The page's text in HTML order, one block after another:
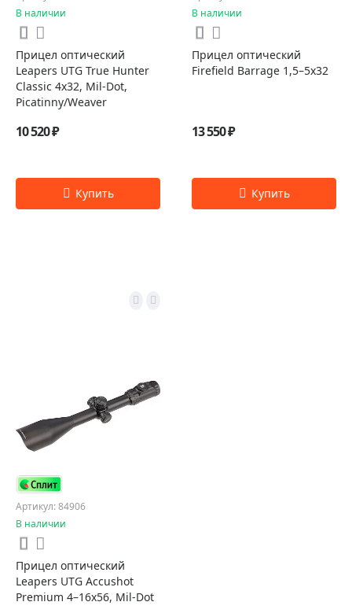
В наличии
Прицел оптический
Leapers UTG True Hunter
Classic 4x32, Mil-Dot,
Picatinny/Weaver
10 520 ₽
В наличии
Прицел оптический
Firefield Barrage 1,5–5x32
13 550 ₽
Артикул: 84906
В наличии
Прицел оптический
Leapers UTG Accushot
Premium 4–16x56, Mil-Dot